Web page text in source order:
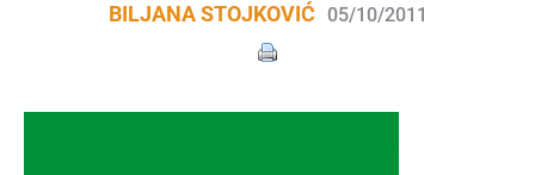
BILJANA STOJKOVIĆ 05/10/2011